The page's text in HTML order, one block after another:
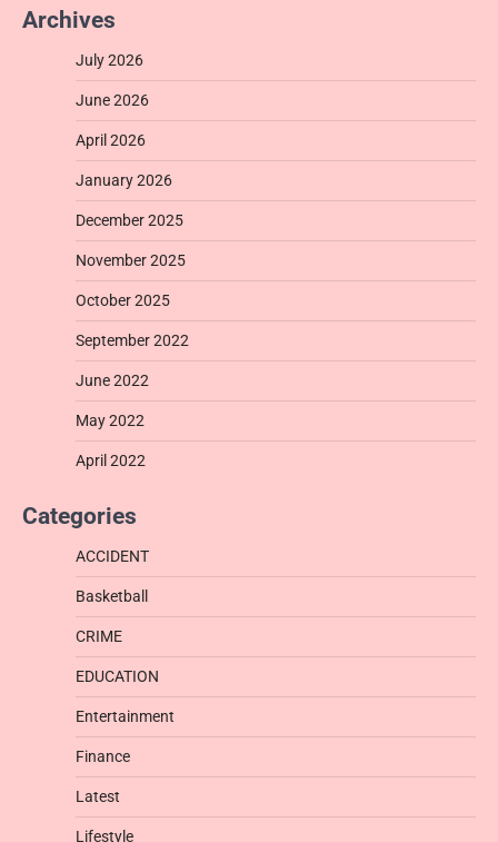
Archives
July 2026
June 2026
April 2026
January 2026
December 2025
November 2025
October 2025
September 2022
June 2022
May 2022
April 2022
Categories
ACCIDENT
Basketball
CRIME
EDUCATION
Entertainment
Finance
Latest
Lifestyle